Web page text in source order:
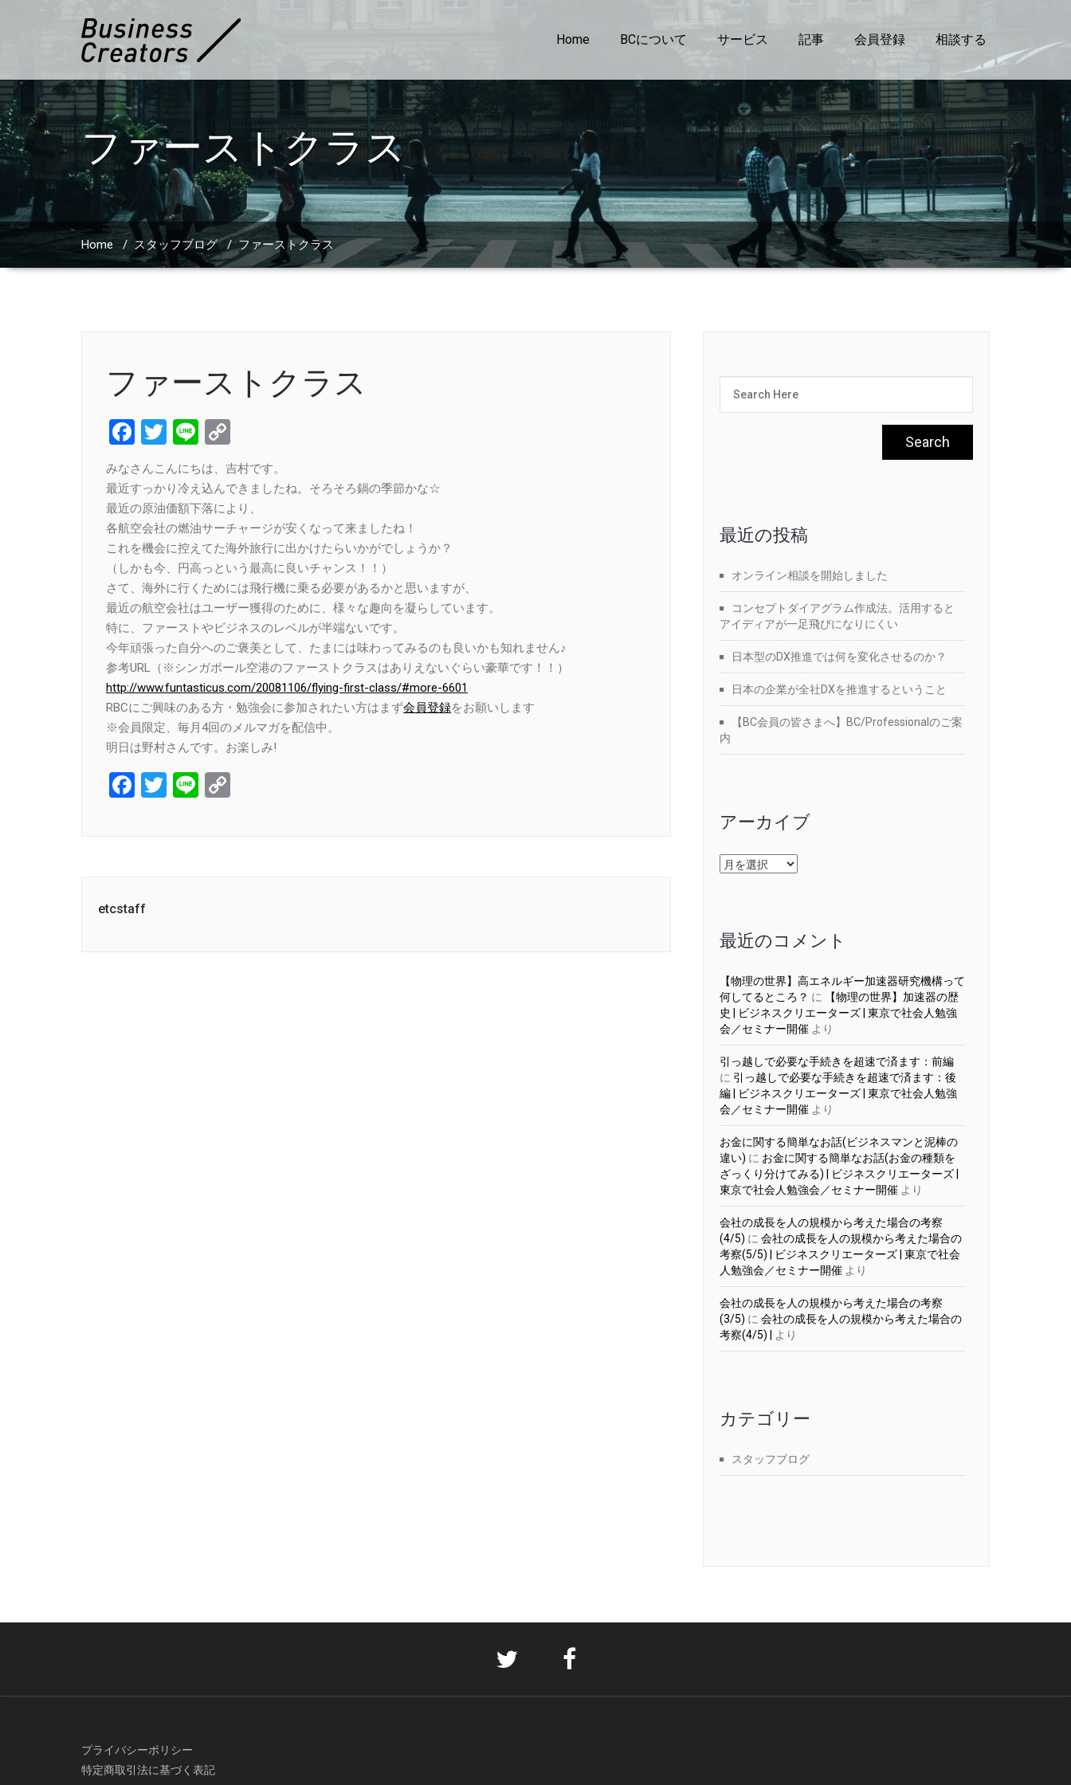
Home BCについて サービス 記事 会員登録 相談する
ファーストクラス
Home / スタッフブログ/ファーストクラス
ファーストクラス
Facebook
Twitter
Line
Link
みなさんこんにちは、吉村です。
最近すっかり冷え込んできましたね。そろそろ鍋の季節かな☆
最近の原油価額下落により、
各航空会社の燃油サーチャージが安くなって来ましたね！
これを機会に控えてた海外旅行に出かけたらいかがでしょうか？
（しかも今、円高っという最高に良いチャンス！！）
さて、海外に行くためには飛行機に乗る必要があるかと思いますが、
最近の航空会社はユーザー獲得のために、様々な趣向を凝らしています。
特に、ファーストやビジネスのレベルが半端ないです。
今年頑張った自分へのご褒美として、たまには味わってみるのも良いかも知れません♪
参考URL（※シンガポール空港のファーストクラスはありえないぐらい豪華です！！）
http://www.funtasticus.com/20081106/flying-first-class/#more-6601
RBCにご興味のある方・勉強会に参加されたい方はまず会員登録をお願いします
※会員限定、毎月4回のメルマガを配信中。
明日は野村さんです。お楽しみ!
Facebook
Twitter
Line
etcstaff
最近の投稿
オンライン相談を開始しました
コンセプトダイアグラム作成法。活用すると
アイディアが一足飛びになりにくい
日本型のDX推進では何を変化させるのか？
日本の企業が全社DXを推進するということ
【BC会員の皆さまへ】BC/Professionalのご案
内
アーカイブ
ア
ー
最近のコメント
【物理の世界】高エネルギー加速器研究機構って
何してるところ？ に
【物理の世界】加速器の歴
史 | ビジネスクリエーターズ | 東京で社会人勉強
会／セミナー開催 より
引っ越しで必要な手続きを超速で済ます：前編
に 引っ越しで必要な手続きを超速で済ます：後
編 | ビジネスクリエーターズ | 東京で社会人勉強
会／セミナー開催 より
お金に関する簡単なお話(ビジネスマンと泥棒の
違い) に お金に関する簡単なお話(お金の種類を
ざっくり分けてみる) | ビジネスクリエーターズ |
東京で社会人勉強会／セミナー開催 より
会社の成長を人の規模から考えた場合の考察
(4/5) に 会社の成長を人の規模から考えた場合の
考察(5/5) | ビジネスクリエーターズ | 東京で社会
人勉強会／セミナー開催 より
会社の成長を人の規模から考えた場合の考察
(3/5) に 会社の成長を人の規模から考えた場合の
考察(4/5) |
より
カテゴリー
スタッフブログ
プライバシーポリシー
特定商取引法に基づく表記